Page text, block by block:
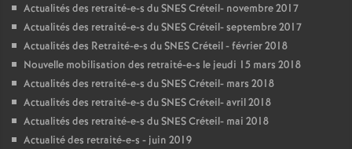
Actualités des retraité-e-s duSNESCréteil- novembre 2017
Actualités des retraité-e-s duSNESCréteil- septembre 2017
Actualités des Retraité-e-s duSNESCréteil - février 2018
Nouvelle mobilisation des retraité-e-s le jeudi 15 mars 2018
Actualités des retraité-e-s duSNESCréteil- mars 2018
Actualités des retraité-e-s duSNESCréteil- avril 2018
Actualités des retraité-e-s duSNESCréteil- mai 2018
Actualité des retraité-e-s - juin 2019